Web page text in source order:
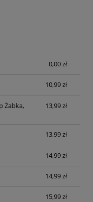
płatności
0,00 zł
10,99 zł
Żabka,
13,99 zł
13,99 zł
14,99 zł
14,99 zł
15,99 zł